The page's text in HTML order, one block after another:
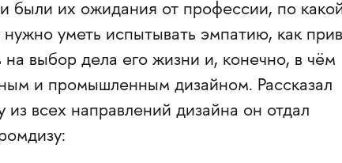
были их ожидания от профессии, по
уметь испытывать эмпатию, как
на выбор дела его жизни и, конечно, в чём
и промышленным дизайном. Рассказал
всех направлений дизайна он отдал